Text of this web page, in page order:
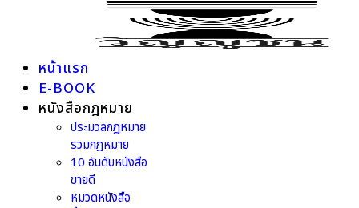
หน้าแรก
E-BOOK
หนังสือกฎหมาย
ประมวลกฎหมาย
รวมกฎหมาย
10 อันดับหนังสือ
ขายดี
หมวดหนังสือ